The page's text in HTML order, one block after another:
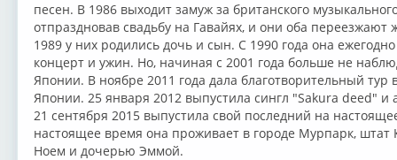
песен. В 1986 выходит замуж за британского
отпраздновав свадьбу на Гавайях, и они оба
1989 у них родились дочь и сын. С 1990 года она
концерт и ужин. Но, начиная с 2001 года больше не
Японии. В ноябре 2011 года дала благотворительный
Японии. 25 января 2012 выпустила сингл "Sakura deed" и
21 сентября 2015 выпустила свой последний на
настоящее время она проживает в городе Мурпарк,
Ноем и дочерью Эммой.